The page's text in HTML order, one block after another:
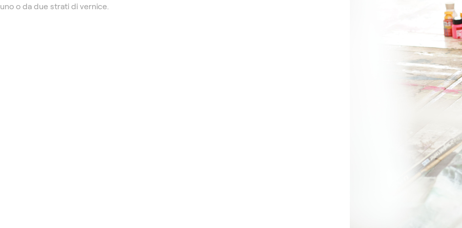
uno o da due strati di vernice.